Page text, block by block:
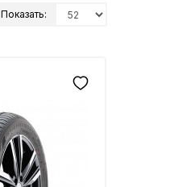
Показать: